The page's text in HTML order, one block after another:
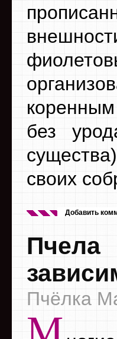
без
своих
Добавить
Пчёлка